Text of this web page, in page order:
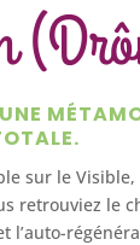
sur le Visible,
retrouviez le
l’auto-